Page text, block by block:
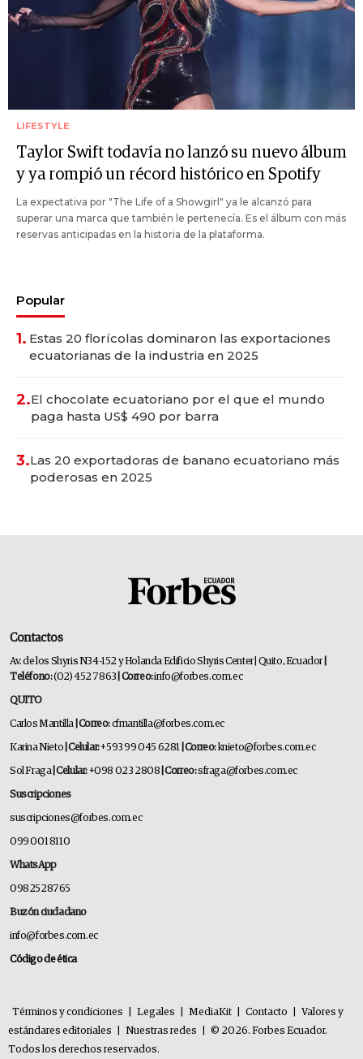
LIFESTYLE
Taylor Swift todavía no lanzó su nuevo álbum
y ya rompió un récord histórico en Spotify
La expectativa por "The Life of a Showgirl" ya le alcanzó para
superar una marca que también le pertenecía. Es el álbum con más
reservas anticipadas en la historia de la plataforma.
Popular
1. Estas 20 florícolas dominaron las exportaciones
ecuatorianas de la industria en 2025
2.El chocolate ecuatoriano por el que el mundo
paga hasta US$ 490 por barra
3.Las 20 exportadoras de banano ecuatoriano más
poderosas en 2025
Contactos
Av. de los Shyris N34-152 y Holanda Edificio Shyris Center | Quito, Ecuador
Teléfono:(02) 452 7863 | Correo:info@forbes.com.ec
QUITO
Carlos Mantilla | Correo:cfmantilla@forbes.com.ec
Karina Nieto | Celular:+593 99 045 6281 | Correo:knieto@forbes.com.ec
Sol Fraga| Celular:+098 023 2808 | Correo:sfraga@forbes.com.ec
Suscripciones
suscripciones@forbes.com.ec
099 001 8110
WhatsApp
0982528765
Buzón ciudadano
info@forbes.com.ec
Código de ética
Términos y condiciones Legales MediaKit Contacto
Valores y
estándares editoriales
Nuestras redes
© 2026. Forbes Ecuador.
Todos los derechos reservados.